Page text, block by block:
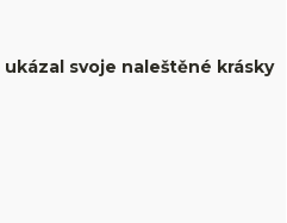
ukázal svoje naleštěné krásky